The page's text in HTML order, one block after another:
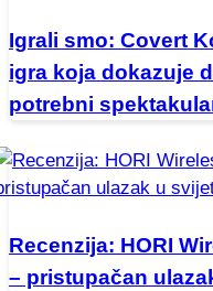
Igrali smo: Covert
igra koja dokazuje
potrebni
Recenzija: HORI
– pristupačan